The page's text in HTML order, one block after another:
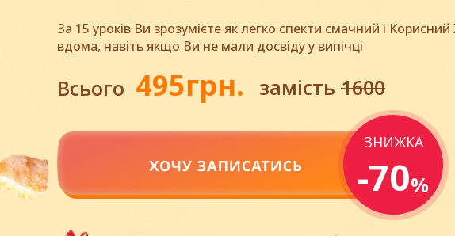
За 15 уроків Ви зрозумієте як легко спекти смачний і Корисний
вдома, навіть якщо Ви не мали досвіду у випічці
-70%
ЗНИЖКА
Всього 495грн. замість 1600